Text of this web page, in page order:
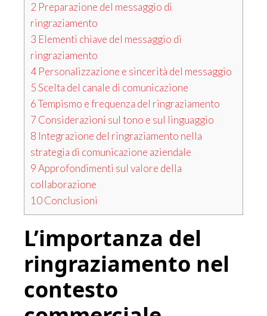
2 Preparazione del messaggio di
ringraziamento
3 Elementi chiave del messaggio di
ringraziamento
4 Personalizzazione e sincerità del messaggio
5Scelta del canale di comunicazione
6Tempismo e frequenza del ringraziamento
7Considerazioni sul tono e sul linguaggio
8 Integrazione del ringraziamento nella
strategia di comunicazione aziendale
9Approfondimenti sul valore della
collaborazione
10Conclusioni
L’importanza del
ringraziamento nel
contesto